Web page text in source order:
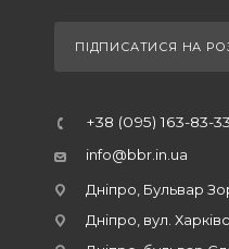
ПІДПИСАТИСЯ НА
+38 (095) 163-83-33
info@bbr.in.ua
Дніпро, Бульвар
Дніпро, вул.